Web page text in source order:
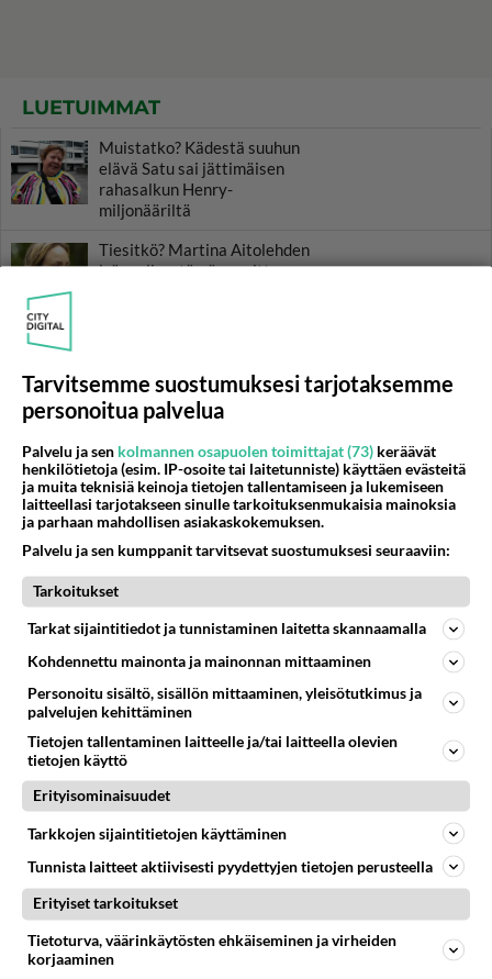
LUETUIMMAT
Muistatko? Kädestä suuhun
elävä Satu sai jättimäisen
rahasalkun Henry-
miljonääriltä
Tiesitkö? Martina Aitolehden
isäpuoli on tämä suosittu
yhdessä - Tätä moni jo odotti
Danny, 83, teki yllättävän
teon - Missä on 25-vuotias
Helmi Loukasmäki?
TTK-voittaja Johannes
Holopainen paljasti iloisen
uutisen - Tätä moni ehti jo
Tarvitsemme suostumuksesi tarjotaksemme
personoitua palvelua
Palvelu ja sen kolmannen osapuolen toimittajat (73) keräävät
henkilötietoja (esim. IP-osoite tai laitetunniste) käyttäen evästeitä
ja muita teknisiä keinoja tietojen tallentamiseen ja lukemiseen
laitteellasi tarjotakseen sinulle tarkoituksenmukaisia mainoksia
ja parhaan mahdollisen asiakaskokemuksen.
Palvelu ja sen kumppanit tarvitsevat suostumuksesi seuraaviin:
Tarkoitukset
Tarkat sijaintitiedot ja tunnistaminen laitetta skannaamalla
Kohdennettu mainonta ja mainonnan mittaaminen
Personoitu sisältö, sisällön mittaaminen, yleisötutkimus ja
palvelujen kehittäminen
Tietojen tallentaminen laitteelle ja/tai laitteella olevien
tietojen käyttö
Erityisominaisuudet
Tarkkojen sijaintitietojen käyttäminen
Tunnista laitteet aktiivisesti pyydettyjen tietojen perusteella
Erityiset tarkoitukset
Tietoturva, väärinkäytösten ehkäiseminen ja virheiden
korjaaminen